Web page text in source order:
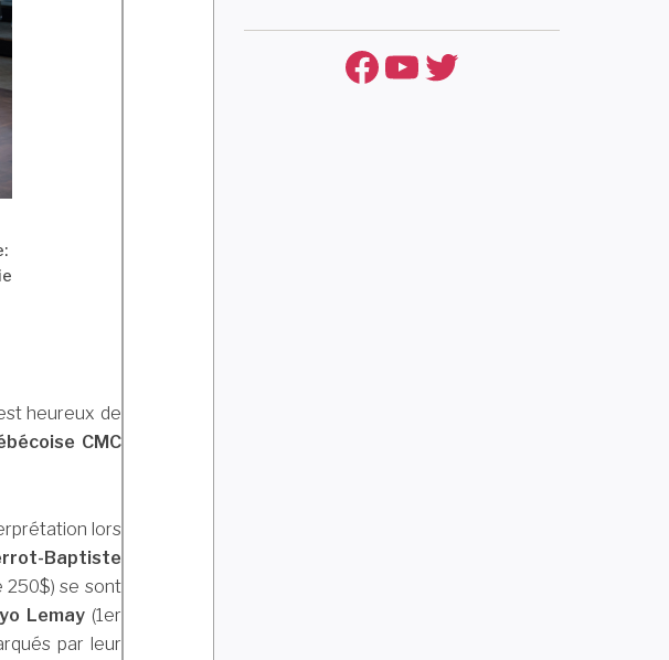
heureux de
CMC
lors
Baptiste
250$) se sont
Lemay(1er
par leur
Facebook
YouTube
Twitter